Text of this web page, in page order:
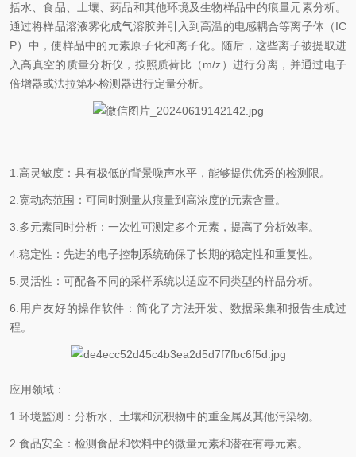
括水、食品、土壤、药品和其他环境及生物样品中的痕量元素分析。
通过将样品溶液雾化成气溶胶并引入到高温的电感耦合等离子体（IC
P）中，使样品中的元素原子化和离子化。随后，这些离子被提取进
入高真空的质量分析仪，按照质荷比（m/z）进行分离，并通过电子
倍增器或法拉第杯检测器进行定量分析。
1.高灵敏度：具有极低的背景噪声水平，能够提供优秀的检测限。
2.宽动态范围：可同时测量从痕量到高浓度的元素含量。
3.多元素同时分析：一次性可测定多个元素，提高了分析效率。
4.稳定性：先进的电子控制系统确保了长期的稳定性和重复性。
5.灵活性：可配备不同的采样系统以适应不同类型的样品分析。
6.用户友好的操作软件：简化了方法开发、数据采集和报告生成过
程。
应用领域：
1.环境监测：分析水、土壤和沉积物中的重金属及其他污染物。
2.食品安全：检测食品和饮料中的微量元素和潜在有毒元素。